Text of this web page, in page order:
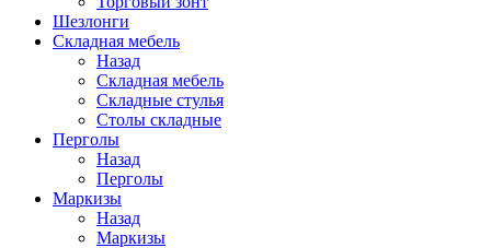
Шезлонги
Складная мебель
Назад
Складная мебель
Складные стулья
Столы складные
Перголы
Назад
Перголы
Маркизы
Назад
Маркизы